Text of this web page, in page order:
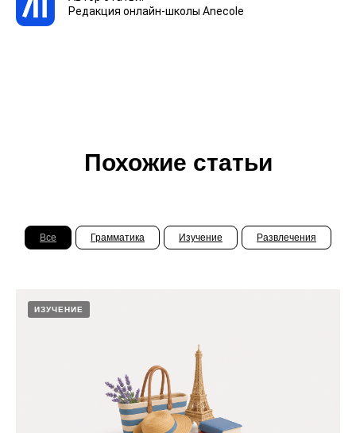
Редакция онлайн-школы Anecole
Похожие статьи
Все Грамматика Изучение Развлечения
ИЗУЧЕНИЕ